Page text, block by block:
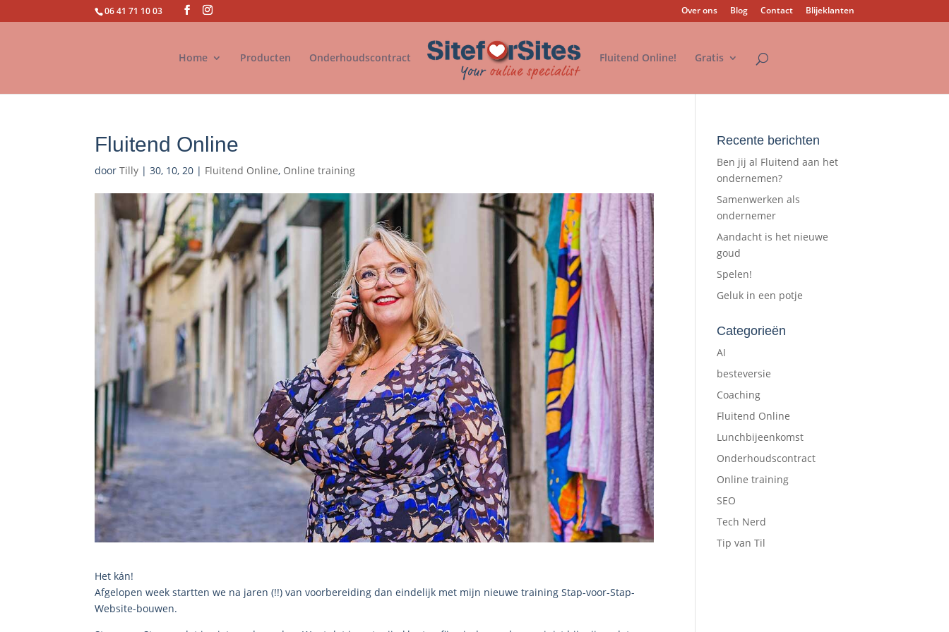
06 41 71 10 03 Over ons Blog Contact Blijeklanten
Home Producten Onderhoudscontract Fluitend Online! Gratis
Fluitend Online
doorTilly |30, 10, 20 | Fluitend Online, Online training
Het kán!
Afgelopen week startten we na jaren (!!) van voorbereiding dan eindelijk met mijn nieuwe training Stap-voor-Stap-
Website-bouwen.
Recente berichten
Ben jij al Fluitend aan het
ondernemen?
Samenwerken als
ondernemer
Aandacht is het nieuwe
goud
Spelen!
Geluk in een potje
Categorieën
AI
besteversie
Coaching
Fluitend Online
Lunchbijeenkomst
Onderhoudscontract
Online training
SEO
Tech Nerd
Tip van Til